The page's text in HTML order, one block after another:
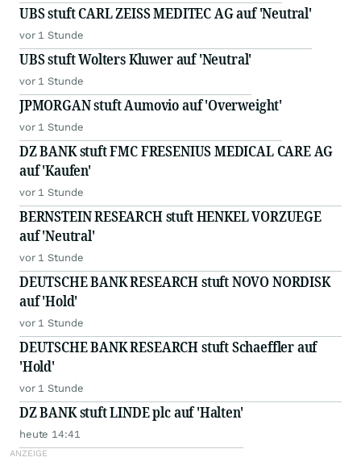
UBS stuft CARL ZEISS MEDITEC AG auf 'Neutral'
vor 1 Stunde
UBS stuft Wolters Kluwer auf 'Neutral'
vor 1 Stunde
JPMORGAN stuft Aumovio auf 'Overweight'
vor 1 Stunde
DZ BANK stuft FMC FRESENIUS MEDICAL CARE AG
auf 'Kaufen'
vor 1 Stunde
BERNSTEIN RESEARCH stuft HENKEL VORZUEGE
auf 'Neutral'
vor 1 Stunde
DEUTSCHE BANK RESEARCH stuft NOVO NORDISK
auf 'Hold'
vor 1 Stunde
DEUTSCHE BANK RESEARCH stuft Schaeffler auf
'Hold'
vor 1 Stunde
DZ BANK stuft LINDE plc auf 'Halten'
heute 14:41